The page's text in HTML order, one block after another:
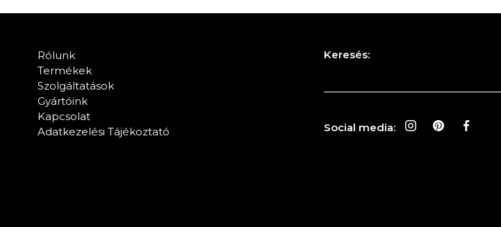
Rólunk
Termékek
Szolgáltatások
Gyártóink
Kapcsolat
Adatkezelési Tájékoztató
Keresés:
Social media: